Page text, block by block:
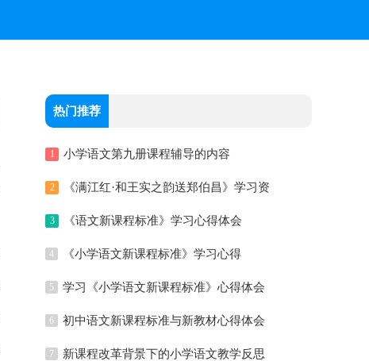
热门推荐
1 小学语文第九册课程辅导的内容
2
《满江红·和王实之韵送郑伯昌》学习资
3 《语文新课程标准》学习心得体会
4 《小学语文新课程标准》学习心得
5 学习《小学语文新课程标准》心得体会
6 初中语文新课程标准与新教材心得体会
7 新课程改革背景下的小学语文教学反思